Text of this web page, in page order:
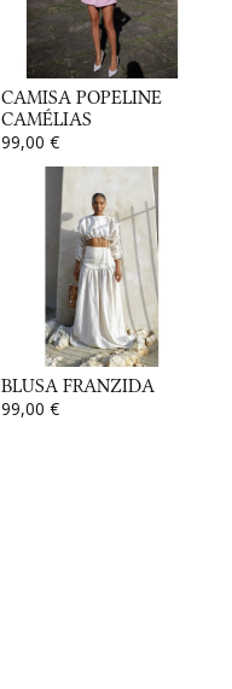
CAMISA POPELINE
CAMÉLIAS
99,00 €
BLUSA FRANZIDA
99,00 €